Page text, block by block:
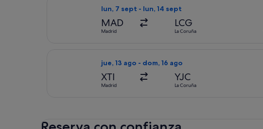
lun, 7 sept - lun, 14 sept
MAD
Madrid
LCG
La Coruña
jue, 13 ago - dom, 16 ago
XTI
Madrid
YJC
La Coruña